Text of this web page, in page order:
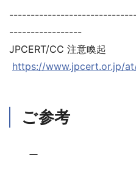
-----------------
JPCERT/CC 注意喚起
https://www.jpcert.or.jp/
ご参考
ー